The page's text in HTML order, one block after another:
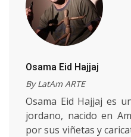
Osama Eid Hajjaj
By LatAm ARTE
Osama Eid Hajjaj es
jordano, nacido en
por sus viñetas y